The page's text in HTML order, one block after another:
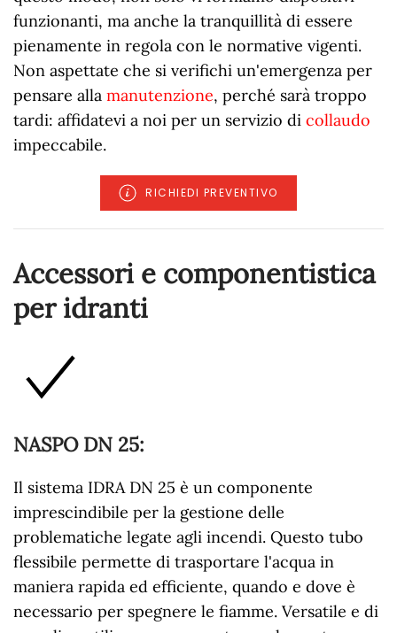
funzionanti, ma anche la tranquillità di essere
pienamente in regola con le normative vigenti.
Non aspettate che si verifichi un'emergenza per
pensare alla manutenzione, perché sarà troppo
tardi: affidatevi a noi per un servizio di collaudo
impeccabile.
RICHIEDI PREVENTIVO
Accessori e componentistica
per idranti
NASPO DN 25:
Il sistema IDRA DN 25 è un componente
imprescindibile per la gestione delle
problematiche legate agli incendi. Questo tubo
flessibile permette di trasportare l'acqua in
maniera rapida ed efficiente, quando e dove è
necessario per spegnere le fiamme. Versatile e di